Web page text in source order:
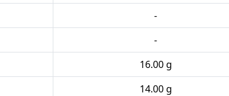
-
-
16.00 g
14.00 g